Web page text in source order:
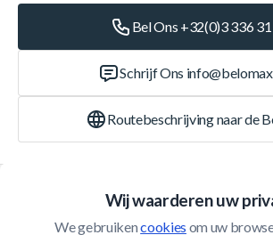
Wij waarderen uw
We gebruiken cookies om uw
Bel Ons +32(0)3 336
Schrijf Ons
Routebeschrijving naar de